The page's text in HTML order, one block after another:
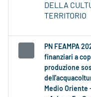
DELLA
TERRITORIO
PN FEAMPA
finanziari a
produzione
Medio Oriente